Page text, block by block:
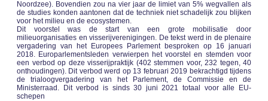
Noordzee). Bovendien zou na vier jaar de limiet van 5% wegvallen als
de studies konden aantonen dat de techniek niet schadelijk zou blijken
voor het milieu en de ecosystemen.
Dit voorstel was de start van een grote mobilisatie door
milieuorganisaties en visserijverenigingen. De tekst werd in de plenaire
vergadering van het Europees Parlement besproken op 16 januari
2018. Europarlementsleden verwierpen het voorstel en stemden voor
een verbod op deze visserijpraktijk (402 stemmen voor, 232 tegen, 40
onthoudingen). Dit verbod werd op 13 februari 2019 bekrachtigd tijdens
de trialoogvergadering van het Parlement, de Commissie en de
Ministerraad. Dit verbod is sinds 30 juni 2021 totaal voor alle EU-
schepen